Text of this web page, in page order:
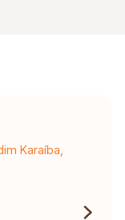
Karaíba,